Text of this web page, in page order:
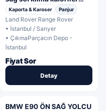
ızgarası
Kaporta & Karoser Panjur
Land Rover Range Rover
• İstanbul / Sarıyer
• ÇıkmaParçacın Depo -
İstanbul
Fiyat Sor
Detay
BMW E90 ÖN SAĞ YOLCU